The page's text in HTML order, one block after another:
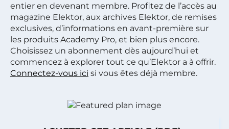
entier en devenant membre. Profitez de l’accès au
magazine Elektor, aux archives Elektor, de remises
exclusives, d’informations en avant-première sur
les produits Academy Pro, et bien plus encore.
Choisissez un abonnement dès aujourd’hui et
commencez à explorer tout ce qu’Elektor a à offrir.
Connectez-vous ici si vous êtes déjà membre.